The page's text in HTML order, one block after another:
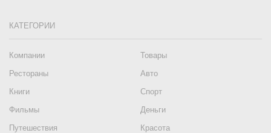
КАТЕГОРИИ
Компании
Товары
Рестораны
Авто
Книги
Спорт
Фильмы
Деньги
Путешествия
Красота